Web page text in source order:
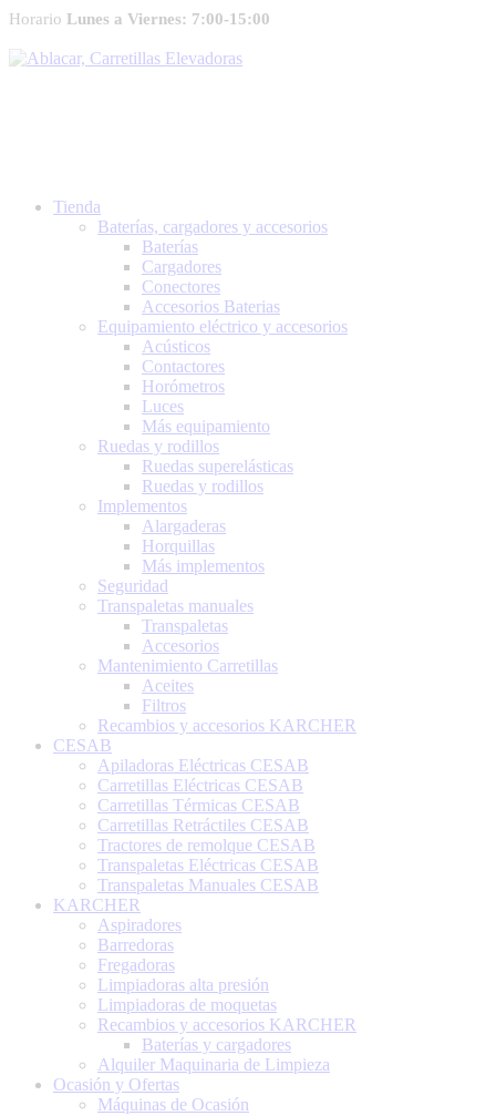
Horario Lunes a Viernes: 7:00-15:00
Tienda
Baterías, cargadores y accesorios
Baterías
Cargadores
Conectores
Accesorios Baterias
Equipamiento eléctrico y accesorios
Acústicos
Contactores
Horómetros
Luces
Más equipamiento
Ruedas y rodillos
Ruedas superelásticas
Ruedas y rodillos
Implementos
Alargaderas
Horquillas
Más implementos
Seguridad
Transpaletas manuales
Transpaletas
Accesorios
Mantenimiento Carretillas
Aceites
Filtros
Recambios y accesorios KARCHER
CESAB
Apiladoras Eléctricas CESAB
Carretillas Eléctricas CESAB
Carretillas Térmicas CESAB
Carretillas Retráctiles CESAB
Tractores de remolque CESAB
Transpaletas Eléctricas CESAB
Transpaletas Manuales CESAB
KARCHER
Aspiradores
Barredoras
Fregadoras
Limpiadoras alta presión
Limpiadoras de moquetas
Recambios y accesorios KARCHER
Baterías y cargadores
Alquiler Maquinaria de Limpieza
Ocasión y Ofertas
Máquinas de Ocasión